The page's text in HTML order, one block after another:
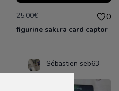
25.00€ 0
figurine sakura card captor
Sébastien seb63